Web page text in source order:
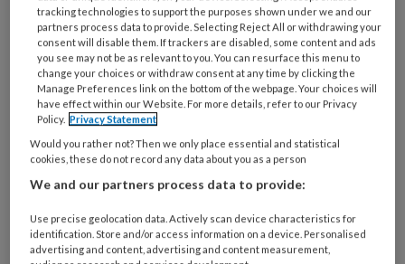
stukje moeten schrijven. De coronapandemie met
alle bijbehorende maatregelen lijkt achter ons te
liggen, de lente is aangebroken en er ligt weer een
mooi nieuw nummer van Kind & Adolescent Praktijk
voor je. Positief ben ik helaas niet. Ik zal het
uitleggen.
Het begint met
verbinding maken.
tracking technologies to support the purposes shown under we and our
partners process data to provide. Selecting Reject All or withdrawing your
consent will disable them. If trackers are disabled, some content and ads
you see may not be as relevant to you. You can resurface this menu to
change your choices or withdraw consent at any time by clicking the
Manage Preferences link on the bottom of the webpage. Your choices will
have effect within our Website. For more details, refer to our Privacy
Policy. Privacy Statement
Would you rather not? Then we only place essential and statistical
cookies, these do not record any data about you as a person
We and our partners process data to provide:
Use precise geolocation data. Actively scan device characteristics for
identification. Store and/or access information on a device. Personalised
advertising and content, advertising and content measurement,